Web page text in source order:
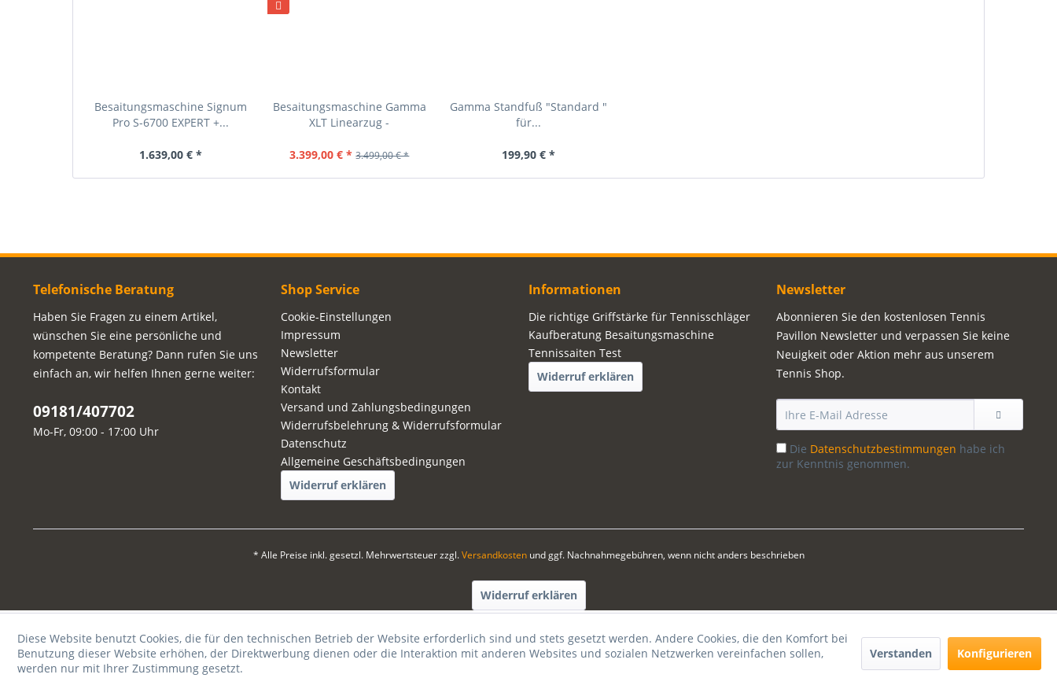
Besaitungsmaschine Signum
Pro S-6700 EXPERT +...
1.639,00 € *
Besaitungsmaschine Gamma
XLT Linearzug -
3.399,00 € * 3.499,00 € *
Gamma Standfuß "Standard "
für...
199,90 € *
Telefonische Beratung
Haben Sie Fragen zu einem Artikel,
wünschen Sie eine persönliche und
kompetente Beratung? Dann rufen Sie uns
einfach an, wir helfen Ihnen gerne weiter:
09181/407702
Mo-Fr, 09:00 - 17:00 Uhr
Shop Service
Cookie-Einstellungen
Impressum
Newsletter
Widerrufsformular
Kontakt
Versand und Zahlungsbedingungen
Widerrufsbelehrung & Widerrufsformular
Datenschutz
Allgemeine Geschäftsbedingungen
Widerruf erklären
Informationen
Die richtige Griffstärke für Tennisschläger
Kaufberatung Besaitungsmaschine
Tennissaiten Test
Widerruf erklären
Newsletter
Abonnieren Sie den kostenlosen Tennis
Pavillon Newsletter und verpassen Sie keine
Neuigkeit oder Aktion mehr aus unserem
Tennis Shop.
Die Datenschutzbestimmungen habe ich
zur Kenntnis genommen.
* Alle Preise inkl. gesetzl. Mehrwertsteuer zzgl.Versandkostenund ggf. Nachnahmegebühren, wenn nicht anders beschrieben
Widerruf erklären
Diese Website benutzt Cookies, die für den technischen Betrieb der Website erforderlich sind und stets gesetzt werden. Andere Cookies, die den Komfort bei
Benutzung dieser Website erhöhen, der Direktwerbung dienen oder die Interaktion mit anderen Websites und sozialen Netzwerken vereinfachen sollen,
werden nur mit Ihrer Zustimmung gesetzt.
Verstanden Konfigurieren